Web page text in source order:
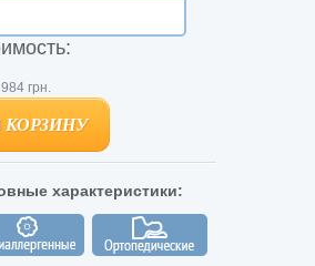
984 грн.
КОРЗИНУ
характеристики: